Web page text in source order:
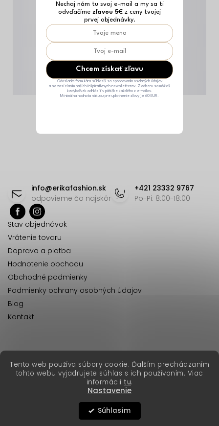
Tento web používa súbory cookie. Ďalším prechádzaním
tohto webu vyjadrujete súhlas s ich používaním. Viac
informácií tu.
Nastavenie
Súhlasím
info@erikafashion.sk
odpovieme čo najskôr
+421 23332 9767
Po-Pi: 8:00-18:00
Stav objednávok
Vrátenie tovaru
Doprava a platba
Hodnotenie obchodu
Obchodné podmienky
Podmienky ochrany osobných údajov
Blog
Kontakt
Vytvoril Shoptet Premium
Copyright 2026Erika Fashion. Všetky práva vyhradené.
erikafashion.cz
Nechaj nám tu svoj e-mail a my sa ti
odvďačíme zľavou 5€ z ceny tvojej
prvej objednávky.
Chcem získať zľavu
Odoslaním formulára súhlasíš sa spracovaním osobných údajov
a so zasielaním našich inšpiratívnych newsletterov. Z odberu sa môžeš
kedykoľvek odhlásiť v pätičke každého z e-mailov.
Minimálna hodnota nákupu pre uplatnenie zľavy je 60 EUR.